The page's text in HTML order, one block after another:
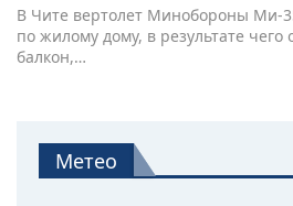
В Чите вертолет Минобороны Ми-
по жилому дому, в результате
балкон,…
Метео